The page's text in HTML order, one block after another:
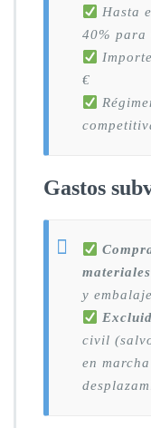
Hasta
40% para
€
Gastos
y
civil
en